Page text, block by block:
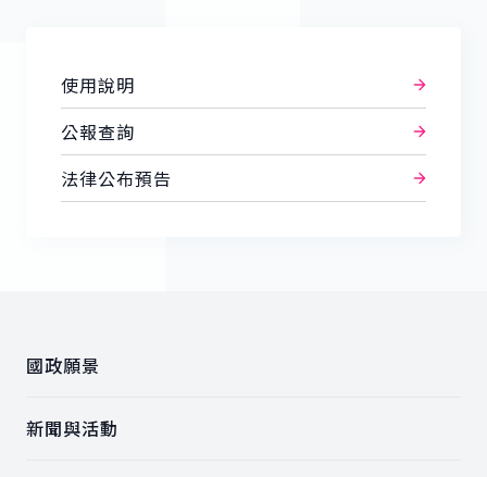
使用說明
公報查詢
法律公布預告
國政願景
新聞與活動